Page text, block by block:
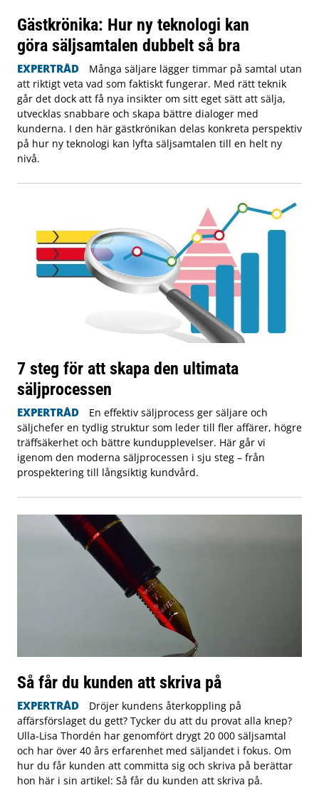
Gästkrönika: Hur ny teknologi kan
göra säljsamtalen dubbelt så bra
EXPERTRÅD
Många säljare lägger timmar på samtal utan
att riktigt veta vad som faktiskt fungerar. Med rätt teknik
går det dock att få nya insikter om sitt eget sätt att sälja,
utvecklas snabbare och skapa bättre dialoger med
kunderna. I den här gästkrönikan delas konkreta perspektiv
på hur ny teknologi kan lyfta säljsamtalen till en helt ny
nivå.
7 steg för att skapa den ultimata
säljprocessen
EXPERTRÅD
En effektiv säljprocess ger säljare och
säljchefer en tydlig struktur som leder till fler affärer, högre
träffsäkerhet och bättre kundupplevelser. Här går vi
igenom den moderna säljprocessen i sju steg – från
prospektering till långsiktig kundvård.
Så får du kunden att skriva på
EXPERTRÅD
Dröjer kundens återkoppling på
affärsförslaget du gett? Tycker du att du provat alla knep?
Ulla-Lisa Thordén har genomfört drygt 20 000 säljsamtal
och har över 40 års erfarenhet med säljandet i fokus. Om
hur du får kunden att committa sig och skriva på berättar
hon här i sin artikel: Så får du kunden att skriva på.